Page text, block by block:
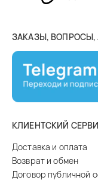
ЗАКАЗЫ, ВОПРОСЫ,
КЛИЕНТСКИЙ
Доставка и оплата
Возврат и обмен
Договор публичной